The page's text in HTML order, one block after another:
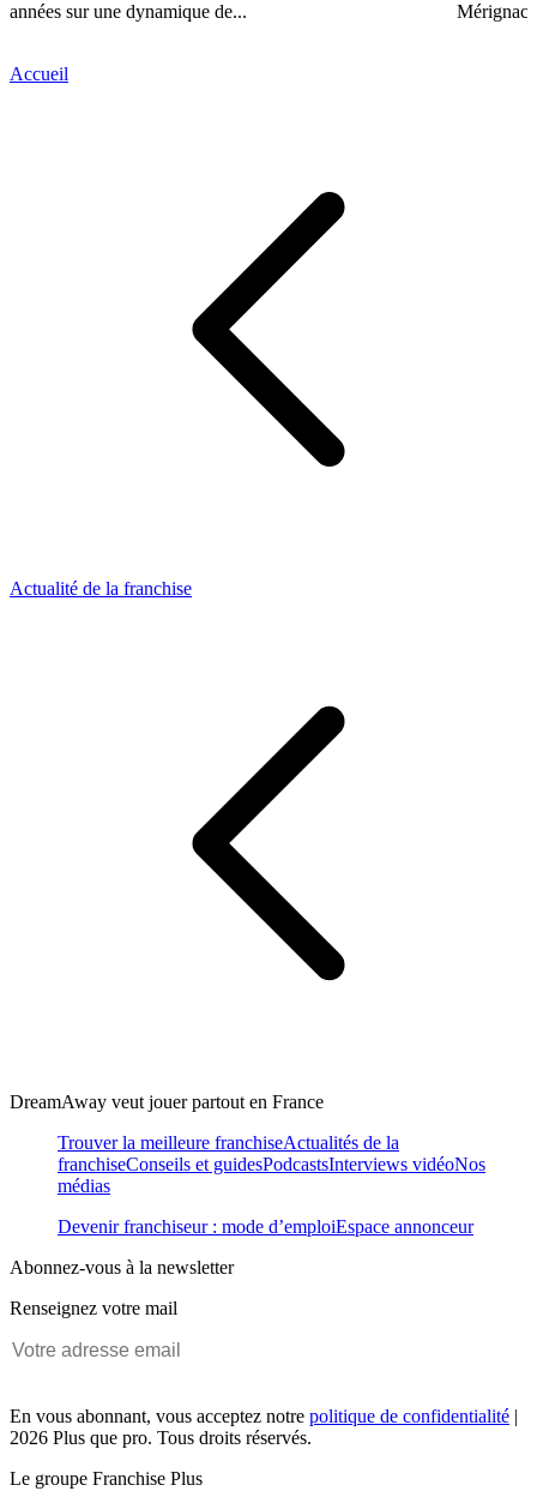
années sur une dynamique de...
Accueil
Actualité de la franchise
DreamAway veut jouer partout en France
Trouver la meilleure franchiseActualités de la
franchiseConseils et guidesPodcastsInterviews vidéoNos
médias
Devenir franchiseur : mode d’emploiEspace annonceur
Abonnez-vous à la newsletter
Renseignez votre mail
En vous abonnant, vous acceptez notre politique de confidentialité |
2026 Plus que pro. Tous droits réservés.
Le groupe Franchise Plus